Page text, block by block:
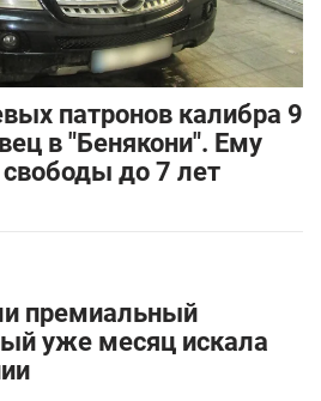
патронов калибра 9
в "Бенякони". Ему
до 7 лет
премиальный
уже месяц искала